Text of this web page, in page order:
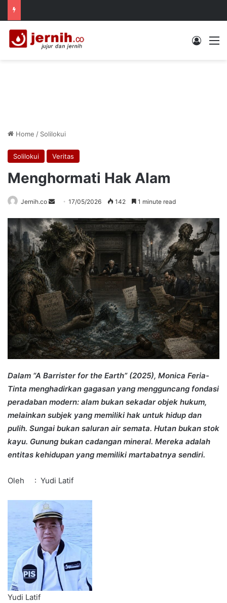
Log In
Home / Solilokui
Solilokui Veritas
Menghormati Hak Alam
Jernih.co
Send
email
17/05/2026 142 1 minute read
Dalam “A Barrister for the Earth” (2025), Monica Feria-
Tinta menghadirkan gagasan yang mengguncang fondasi
peradaban modern: alam bukan sekadar objek hukum,
melainkan subjek yang memiliki hak untuk hidup dan
pulih. Sungai bukan saluran air semata. Hutan bukan stok
kayu. Gunung bukan cadangan mineral. Mereka adalah
entitas kehidupan yang memiliki martabatnya sendiri.
Oleh : Yudi Latif
Yudi Latif